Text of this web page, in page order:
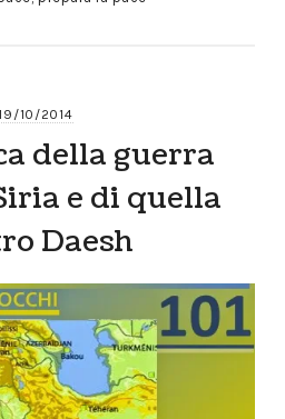
10/2014
della guerra
e di quella
Daesh